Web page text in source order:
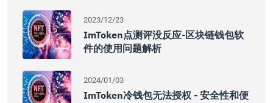
2023/12/23
ImToken点测评没反应-区块链钱包软
件的使用问题解析
2024/01/03
ImToken冷钱包无法授权 - 安全性和便